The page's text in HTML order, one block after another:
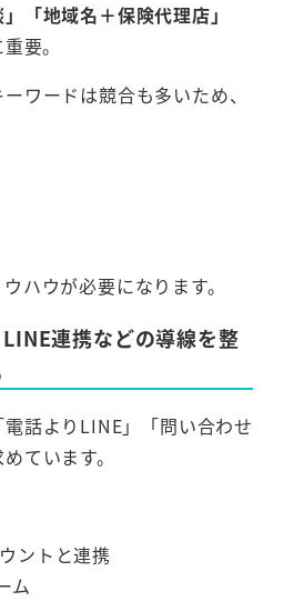
「地域名＋保険代理店」
要。
ワードは競合も多いため、
ハウが必要になります。
連携などの導線を整
話よりLINE」「問い合わせ
ています。
ントと連携
ム